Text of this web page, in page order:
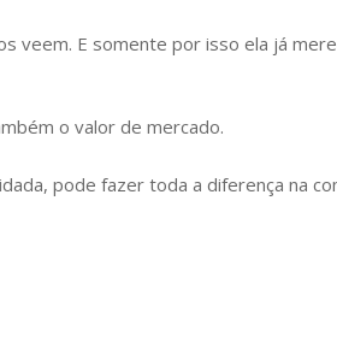
veem. E somente por isso ela já
o valor de mercado.
pode fazer toda a diferença na